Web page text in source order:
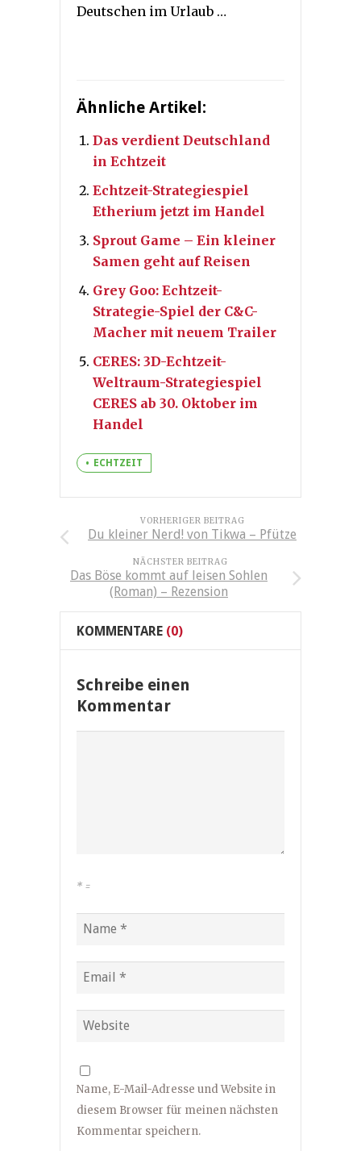
Deutschen im Urlaub …
Ähnliche Artikel:
Das verdient Deutschland
in Echtzeit
Echtzeit-Strategiespiel
Etherium jetzt im Handel
Sprout Game – Ein kleiner
Samen geht auf Reisen
Grey Goo: Echtzeit-
Strategie-Spiel der C&C-
Macher mit neuem Trailer
CERES: 3D-Echtzeit-
Weltraum-Strategiespiel
CERES ab 30. Oktober im
Handel
ECHTZEIT
VORHERIGER BEITRAG
Du kleiner Nerd! von Tikwa – Pfütze
NÄCHSTER BEITRAG
Das Böse kommt auf leisen Sohlen
(Roman) – Rezension
KOMMENTARE (0)
Schreibe einen
Kommentar
* =
Name, E-Mail-Adresse und Website in
diesem Browser für meinen nächsten
Kommentar speichern.